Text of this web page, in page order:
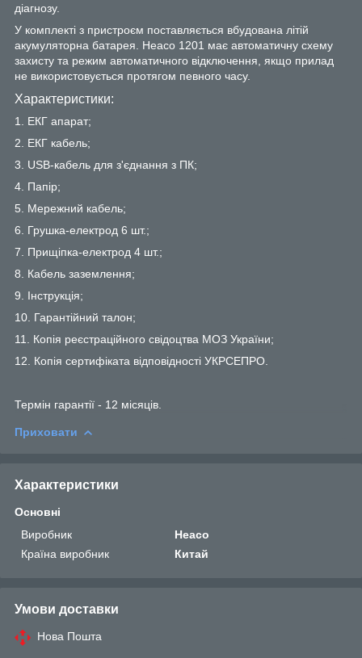
діагнозу.
У комплекті з пристроєм поставляється вбудована літій
акумуляторна батарея. Heaco 1201 має автоматичну схему
захисту та режим автоматичного відключення, якщо прилад
не використовується протягом певного часу.
Характеристики:
1. ЕКГ апарат;
2. ЕКГ кабель;
3. USB-кабель для з'єднання з ПК;
4. Папір;
5. Мережний кабель;
6. Грушка-електрод 6 шт.;
7. Прищіпка-електрод 4 шт.;
8. Кабель заземлення;
9. Інструкція;
10. Гарантійний талон;
11. Копія реєстраційного свідоцтва МОЗ України;
12. Копія сертифіката відповідності УКРСЕПРО.
Термін гарантії - 12 місяців.
Приховати
Характеристики
Основні
Виробник
Heaco
Країна виробник
Китай
Умови доставки
Нова Пошта